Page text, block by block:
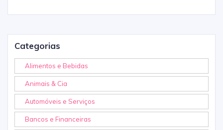
Categorias
Alimentos e Bebidas
Animais & Cia
Automóveis e Serviços
Bancos e Financeiras